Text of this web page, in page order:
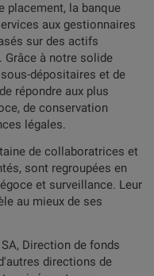
placement, la banque
aux gestionnaires
sur des actifs
à notre solide
dépositaires et de
répondre aux plus
de conservation
légales.
de collaboratrices et
sont regroupées en
et surveillance. Leur
au mieux de ses
Direction de fonds
directions de